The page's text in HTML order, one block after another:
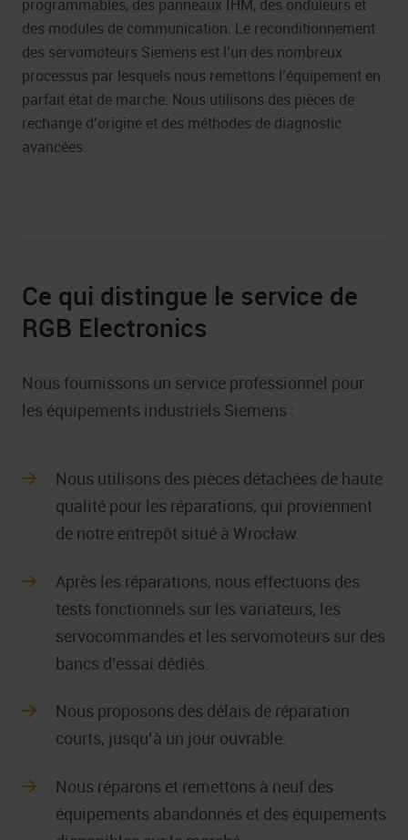
programmables, des panneaux IHM, des onduleurs et
des modules de communication. Le reconditionnement
des servomoteurs Siemens est l’un des nombreux
processus par lesquels nous remettons l’équipement en
parfait état de marche. Nous utilisons des pièces de
rechange d’origine et des méthodes de diagnostic
avancées.
Ce qui distingue le service de
RGB Electronics
Nous fournissons un service professionnel pour
les équipements industriels Siemens :
Nous utilisons des pièces détachées de haute
qualité pour les réparations, qui proviennent
de notre entrepôt situé à Wrocław.
Après les réparations, nous effectuons des
tests fonctionnels sur les variateurs, les
servocommandes et les servomoteurs sur des
bancs d’essai dédiés.
Nous proposons des délais de réparation
courts, jusqu’à un jour ouvrable.
Nous réparons et remettons à neuf des
équipements abandonnés et des équipements